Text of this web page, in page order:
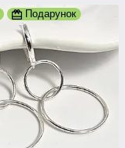
Подарунок